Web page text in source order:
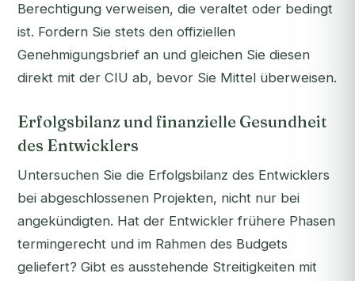
Berechtigung verweisen, die veraltet oder bedingt
ist. Fordern Sie stets den offiziellen
Genehmigungsbrief an und gleichen Sie diesen
direkt mit der CIU ab, bevor Sie Mittel überweisen.
Erfolgsbilanz und finanzielle Gesundheit
des Entwicklers
Untersuchen Sie die Erfolgsbilanz des Entwicklers
bei abgeschlossenen Projekten, nicht nur bei
angekündigten. Hat der Entwickler frühere Phasen
termingerecht und im Rahmen des Budgets
geliefert? Gibt es ausstehende Streitigkeiten mit